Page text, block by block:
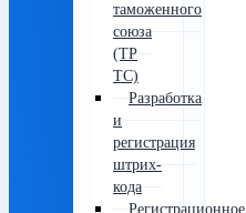
таможенного
союза
(ТР
ТС)
Разработка
и
регистрация
штрих-
кода
Регистрационное